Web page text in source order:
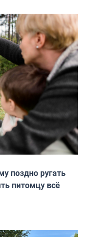
поздно ругать
питомцу всё